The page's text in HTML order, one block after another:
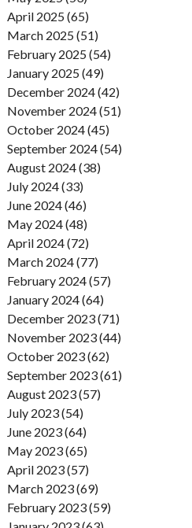
April 2025 (65)
March 2025 (51)
February 2025 (54)
January 2025 (49)
December 2024 (42)
November 2024 (51)
October 2024 (45)
September 2024 (54)
August 2024 (38)
July 2024 (33)
June 2024 (46)
May 2024 (48)
April 2024 (72)
March 2024 (77)
February 2024 (57)
January 2024 (64)
December 2023 (71)
November 2023 (44)
October 2023 (62)
September 2023 (61)
August 2023 (57)
July 2023 (54)
June 2023 (64)
May 2023 (65)
April 2023 (57)
March 2023 (69)
February 2023 (59)